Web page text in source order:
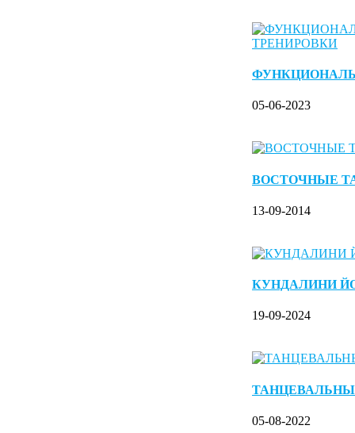
05-06-2023
ВОСТОЧНЫЕ
13-09-2014
КУНДАЛИНИ
19-09-2024
05-08-2022